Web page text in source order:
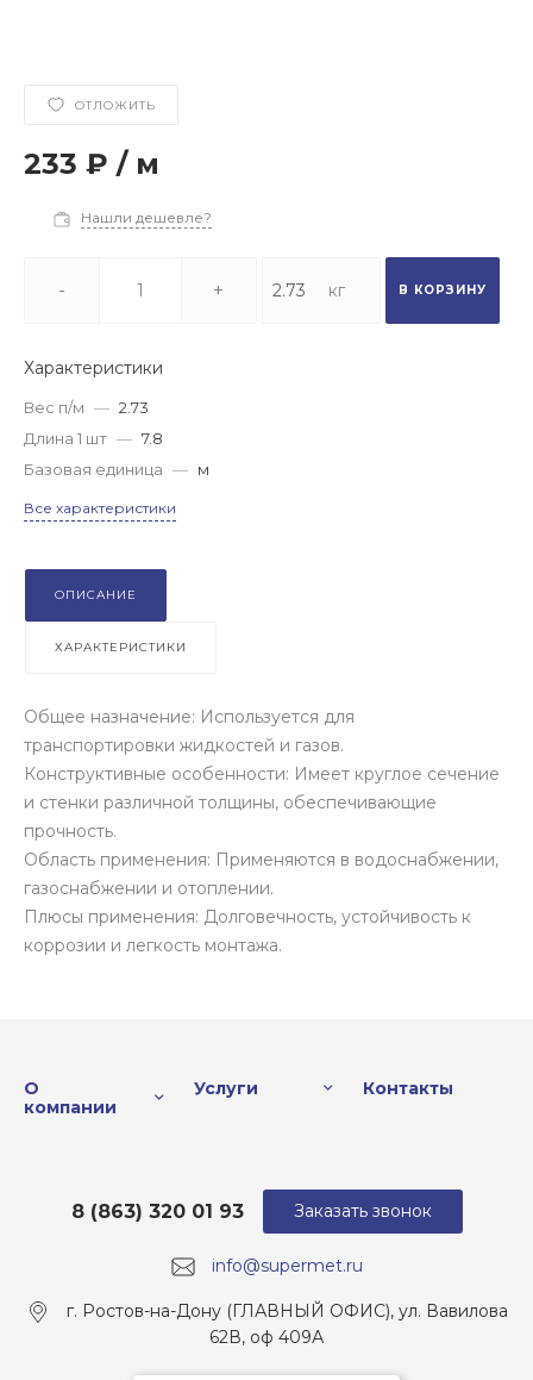
ОТЛОЖИТЬ
233 ₽ / м
Нашли дешевле?
- + В КОРЗИНУ
Характеристики
Вес п/м — 2.73
Длина 1 шт — 7.8
Базовая единица — м
Все характеристики
ОПИСАНИЕ
ХАРАКТЕРИСТИКИ
Общее назначение: Используется для
транспортировки жидкостей и газов.
Конструктивные особенности: Имеет круглое сечение
и стенки различной толщины, обеспечивающие
прочность.
Область применения: Применяются в водоснабжении,
газоснабжении и отоплении.
Плюсы применения: Долговечность, устойчивость к
коррозии и легкость монтажа.
О
компании
Услуги Контакты
info@supermet.ru
8 (863) 320 01 93
г. Ростов-на-Дону (ГЛАВНЫЙ ОФИС), ул. Вавилова
62В, оф 409А
Заказать звонок